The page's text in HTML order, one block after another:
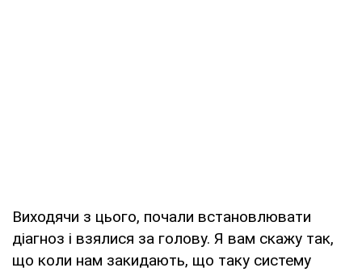
Виходячи з цього, почали встановлювати
діагноз і взялися за голову. Я вам скажу так,
що коли нам закидають, що таку систему